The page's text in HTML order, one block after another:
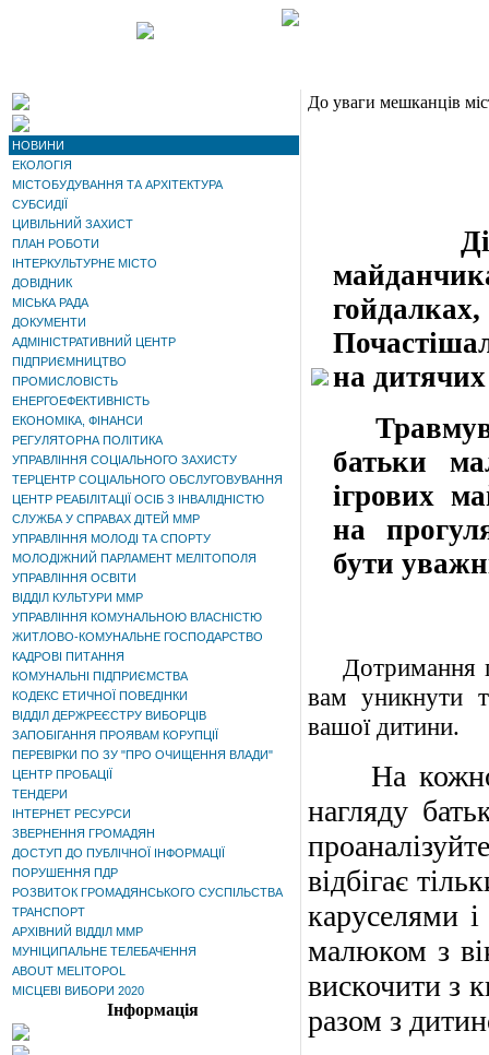
НОВИНИ
ЕКОЛОГІЯ
МІСТОБУДУВАННЯ ТА АРХІТЕКТУРА
СУБСИДІЇ
ЦИВІЛЬНИЙ ЗАХИСТ
ПЛАН РОБОТИ
ІНТЕРКУЛЬТУРНЕ МІСТО
ДОВІДНИК
МІСЬКА РАДА
ДОКУМЕНТИ
АДМІНІСТРАТИВНИЙ ЦЕНТР
ПІДПРИЄМНИЦТВО
ПРОМИСЛОВІСТЬ
ЕНЕРГОЕФЕКТИВНІСТЬ
ЕКОНОМІКА, ФІНАНСИ
РЕГУЛЯТОРНА ПОЛІТИКА
УПРАВЛІННЯ СОЦІАЛЬНОГО ЗАХИСТУ
ТЕРЦЕНТР СОЦІАЛЬНОГО ОБСЛУГОВУВАННЯ
ЦЕНТР РЕАБІЛІТАЦІЇ ОСІБ З ІНВАЛІДНІСТЮ
СЛУЖБА У СПРАВАХ ДІТЕЙ ММР
УПРАВЛІННЯ МОЛОДІ ТА СПОРТУ
МОЛОДІЖНИЙ ПАРЛАМЕНТ МЕЛІТОПОЛЯ
УПРАВЛІННЯ ОСВІТИ
ВІДДІЛ КУЛЬТУРИ ММР
УПРАВЛІННЯ КОМУНАЛЬНОЮ ВЛАСНІСТЮ
ЖИТЛОВО-КОМУНАЛЬНЕ ГОСПОДАРСТВО
КАДРОВІ ПИТАННЯ
КОМУНАЛЬНІ ПІДПРИЄМСТВА
КОДЕКС ЕТИЧНОЇ ПОВЕДІНКИ
ВІДДІЛ ДЕРЖРЕЄСТРУ ВИБОРЦІВ
ЗАПОБІГАННЯ ПРОЯВАМ КОРУПЦІЇ
ПЕРЕВІРКИ ПО ЗУ "ПРО ОЧИЩЕННЯ ВЛАДИ"
ЦЕНТР ПРОБАЦІЇ
ТЕНДЕРИ
ІНТЕРНЕТ РЕСУРСИ
ЗВЕРНЕННЯ ГРОМАДЯН
ДОСТУП ДО ПУБЛІЧНОЇ ІНФОРМАЦІЇ
ПОРУШЕННЯ ПДР
РОЗВИТОК ГРОМАДЯНСЬКОГО СУСПІЛЬСТВА
ТРАНСПОРТ
АРХІВНИЙ ВІДДІЛ ММР
МУНІЦИПАЛЬНЕ ТЕЛЕБАЧЕННЯ
ABOUT MELITOPOL
МІСЦЕВІ ВИБОРИ 2020
Інформація
До уваги мешканців
Діти
на
батьки
ігрових
на
бути
Дотримання
вам уникнути
вашої дитини.
На
нагляду
відбігає
каруселями
малюком з
вискочити з
разом з